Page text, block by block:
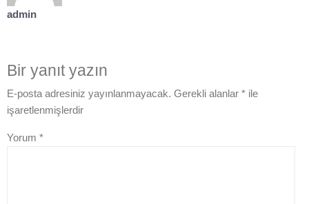
admin
Bir yanıt yazın
E-posta adresiniz yayınlanmayacak. Gerekli alanlar * ile
işaretlenmişlerdir
Yorum *